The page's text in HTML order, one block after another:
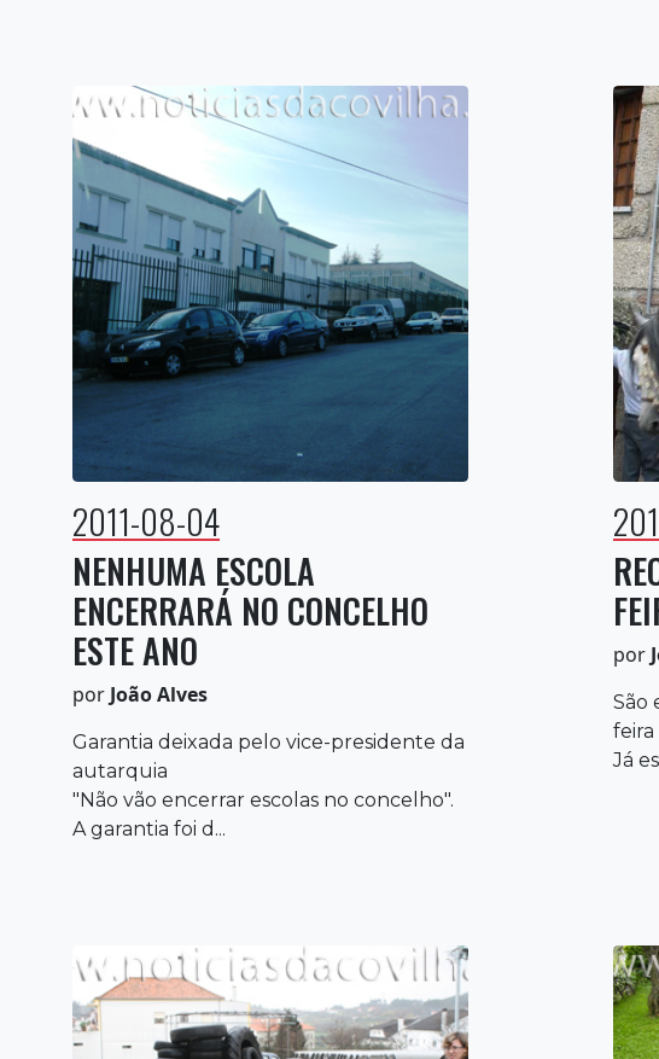
2011-08-04
NENHUMA ESCOLA
ENCERRARÁ NO CONCELHO
ESTE ANO
por João Alves
Garantia deixada pelo vice-presidente da
autarquia
"Não vão encerrar escolas no concelho".
A garantia foi d...
por
São
feira
Já